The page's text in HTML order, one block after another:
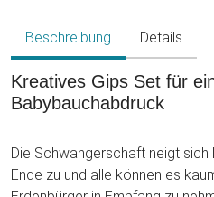
Beschreibung Details
Kreatives Gips Set für
Babybauchabdruck
Die Schwangerschaft neigt
Ende zu und alle können es